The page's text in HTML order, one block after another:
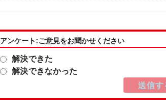
アンケート:ご意見をお聞かせください
解決できた
解決できなかった